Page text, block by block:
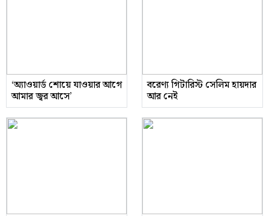
‘অ্যাওয়ার্ড শোয়ে যাওয়ার আগে
আমার জ্বর আসে’
বরেণ্য গিটারিস্ট সেলিম হায়দার
আর নেই